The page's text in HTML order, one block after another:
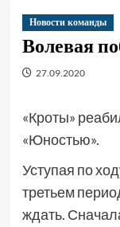
Новости команды
Волевая
27.09.2020
«Кроты»
«Юностью».
Уступая по
третьем
ждать.